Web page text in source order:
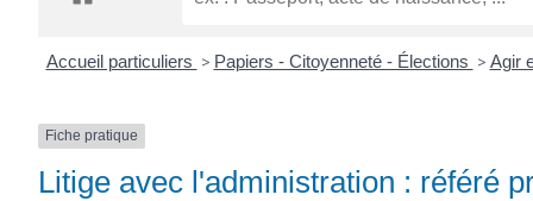
Accueil particuliers > Papiers - Citoyenneté - Élections > Agir
Fiche pratique
Litige avec l'administration : référé